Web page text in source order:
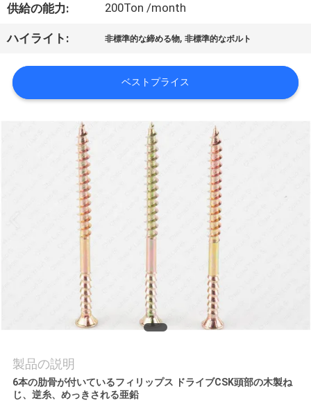
工
場
旅
行
連
絡
供給の能力: 200Ton /month
ハイライト: 非標準的な締める物,非標準的なボルト
ベストプライス
製品の説明
6本の肋骨が付いているフィリップス ドライブCSK頭部の木製ね
じ、逆糸、めっきされる亜鉛